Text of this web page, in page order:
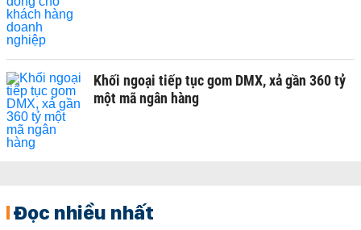
Khối ngoại tiếp tục gom DMX, xả gần 360 tỷ
một mã ngân hàng
Đọc nhiều nhất